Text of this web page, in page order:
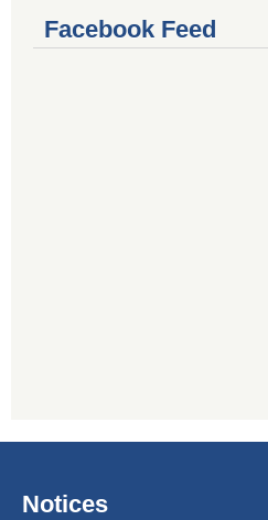
Facebook Feed
Notices